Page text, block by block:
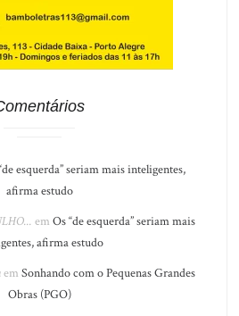
esquerda” seriam mais inteligentes,
afirma estudo
em Os “de esquerda” seriam mais
afirma estudo
em Sonhando com o Pequenas Grandes
Obras (PGO)